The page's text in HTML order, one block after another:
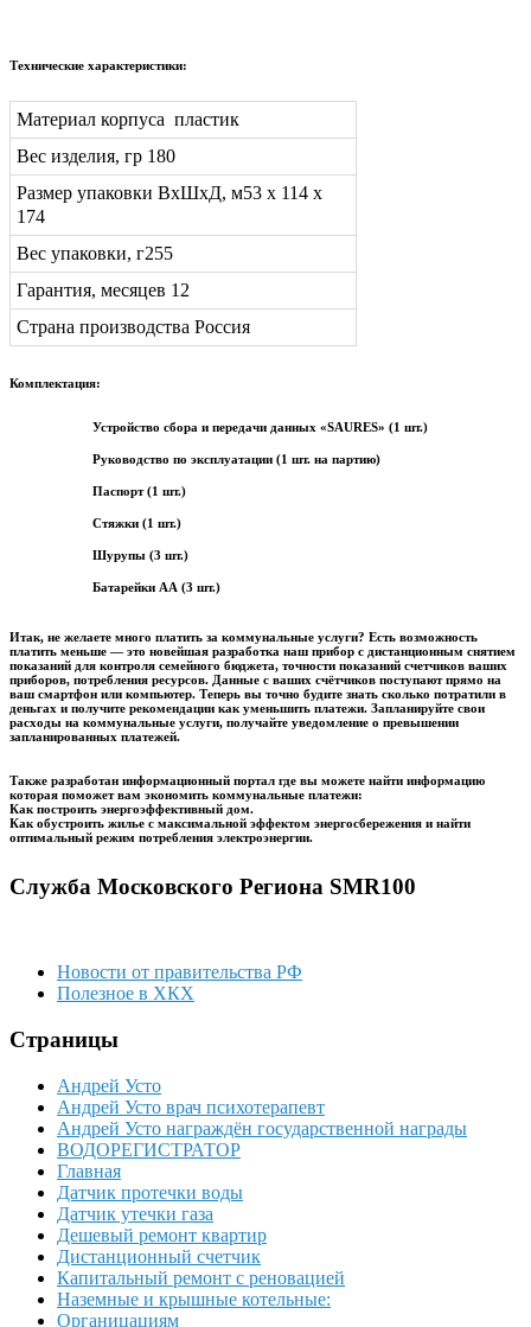
Технические характеристики:
Материал корпуса пластик
Вес изделия, гр 180
Размер упаковки ВхШхД, м53 х 114 х
174
Вес упаковки, г255
Гарантия, месяцев 12
Страна производства Россия
Комплектация:
Устройство сбора и передачи данных «SAURES» (1 шт.)
Руководство по эксплуатации (1 шт. на партию)
Паспорт (1 шт.)
Стяжки (1 шт.)
Шурупы (3 шт.)
Батарейки АА (3 шт.)
Итак, не желаете много платить за коммунальные услуги? Есть возможность
платить меньше — это новейшая разработка наш прибор с дистанционным снятием
показаний для контроля семейного бюджета, точности показаний счетчиков ваших
приборов, потребления ресурсов. Данные с ваших счётчиков поступают прямо на
ваш смартфон или компьютер. Теперь вы точно будите знать сколько потратили в
деньгах и получите рекомендации как уменьшить платежи. Запланируйте свои
расходы на коммунальные услуги, получайте уведомление о превышении
запланированных платежей.
Также разработан информационный портал где вы можете найти информацию
которая поможет вам экономить коммунальные платежи:
Как построить энергоэффективный дом.
Как обустроить жилье с максимальной эффектом энергосбережения и найти
оптимальный режим потребления электроэнергии.
Служба Московского Региона SMR100
Новости от правительства РФ
Полезное в ХКХ
Страницы
Андрей Усто
Андрей Усто врач психотерапевт
Андрей Усто награждён государственной награды
ВОДОРЕГИСТРАТОР
Главная
Датчик протечки воды
Датчик утечки газа
Дешевый ремонт квартир
Дистанционный счетчик
Капитальный ремонт с реновацией
Наземные и крышные котельные:
Органицациям